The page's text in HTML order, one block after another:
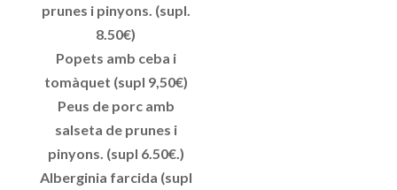
prunes i pinyons. (supl.
8.50€)
Popets amb ceba i
tomàquet (supl 9,50€)
Peus de porc amb
salseta de prunes i
pinyons. (supl 6.50€.)
Alberginia farcida (supl